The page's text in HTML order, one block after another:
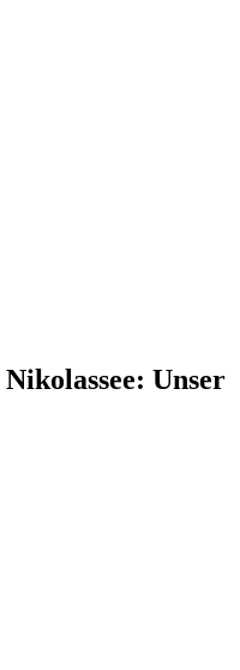
Nikolassee: Unser